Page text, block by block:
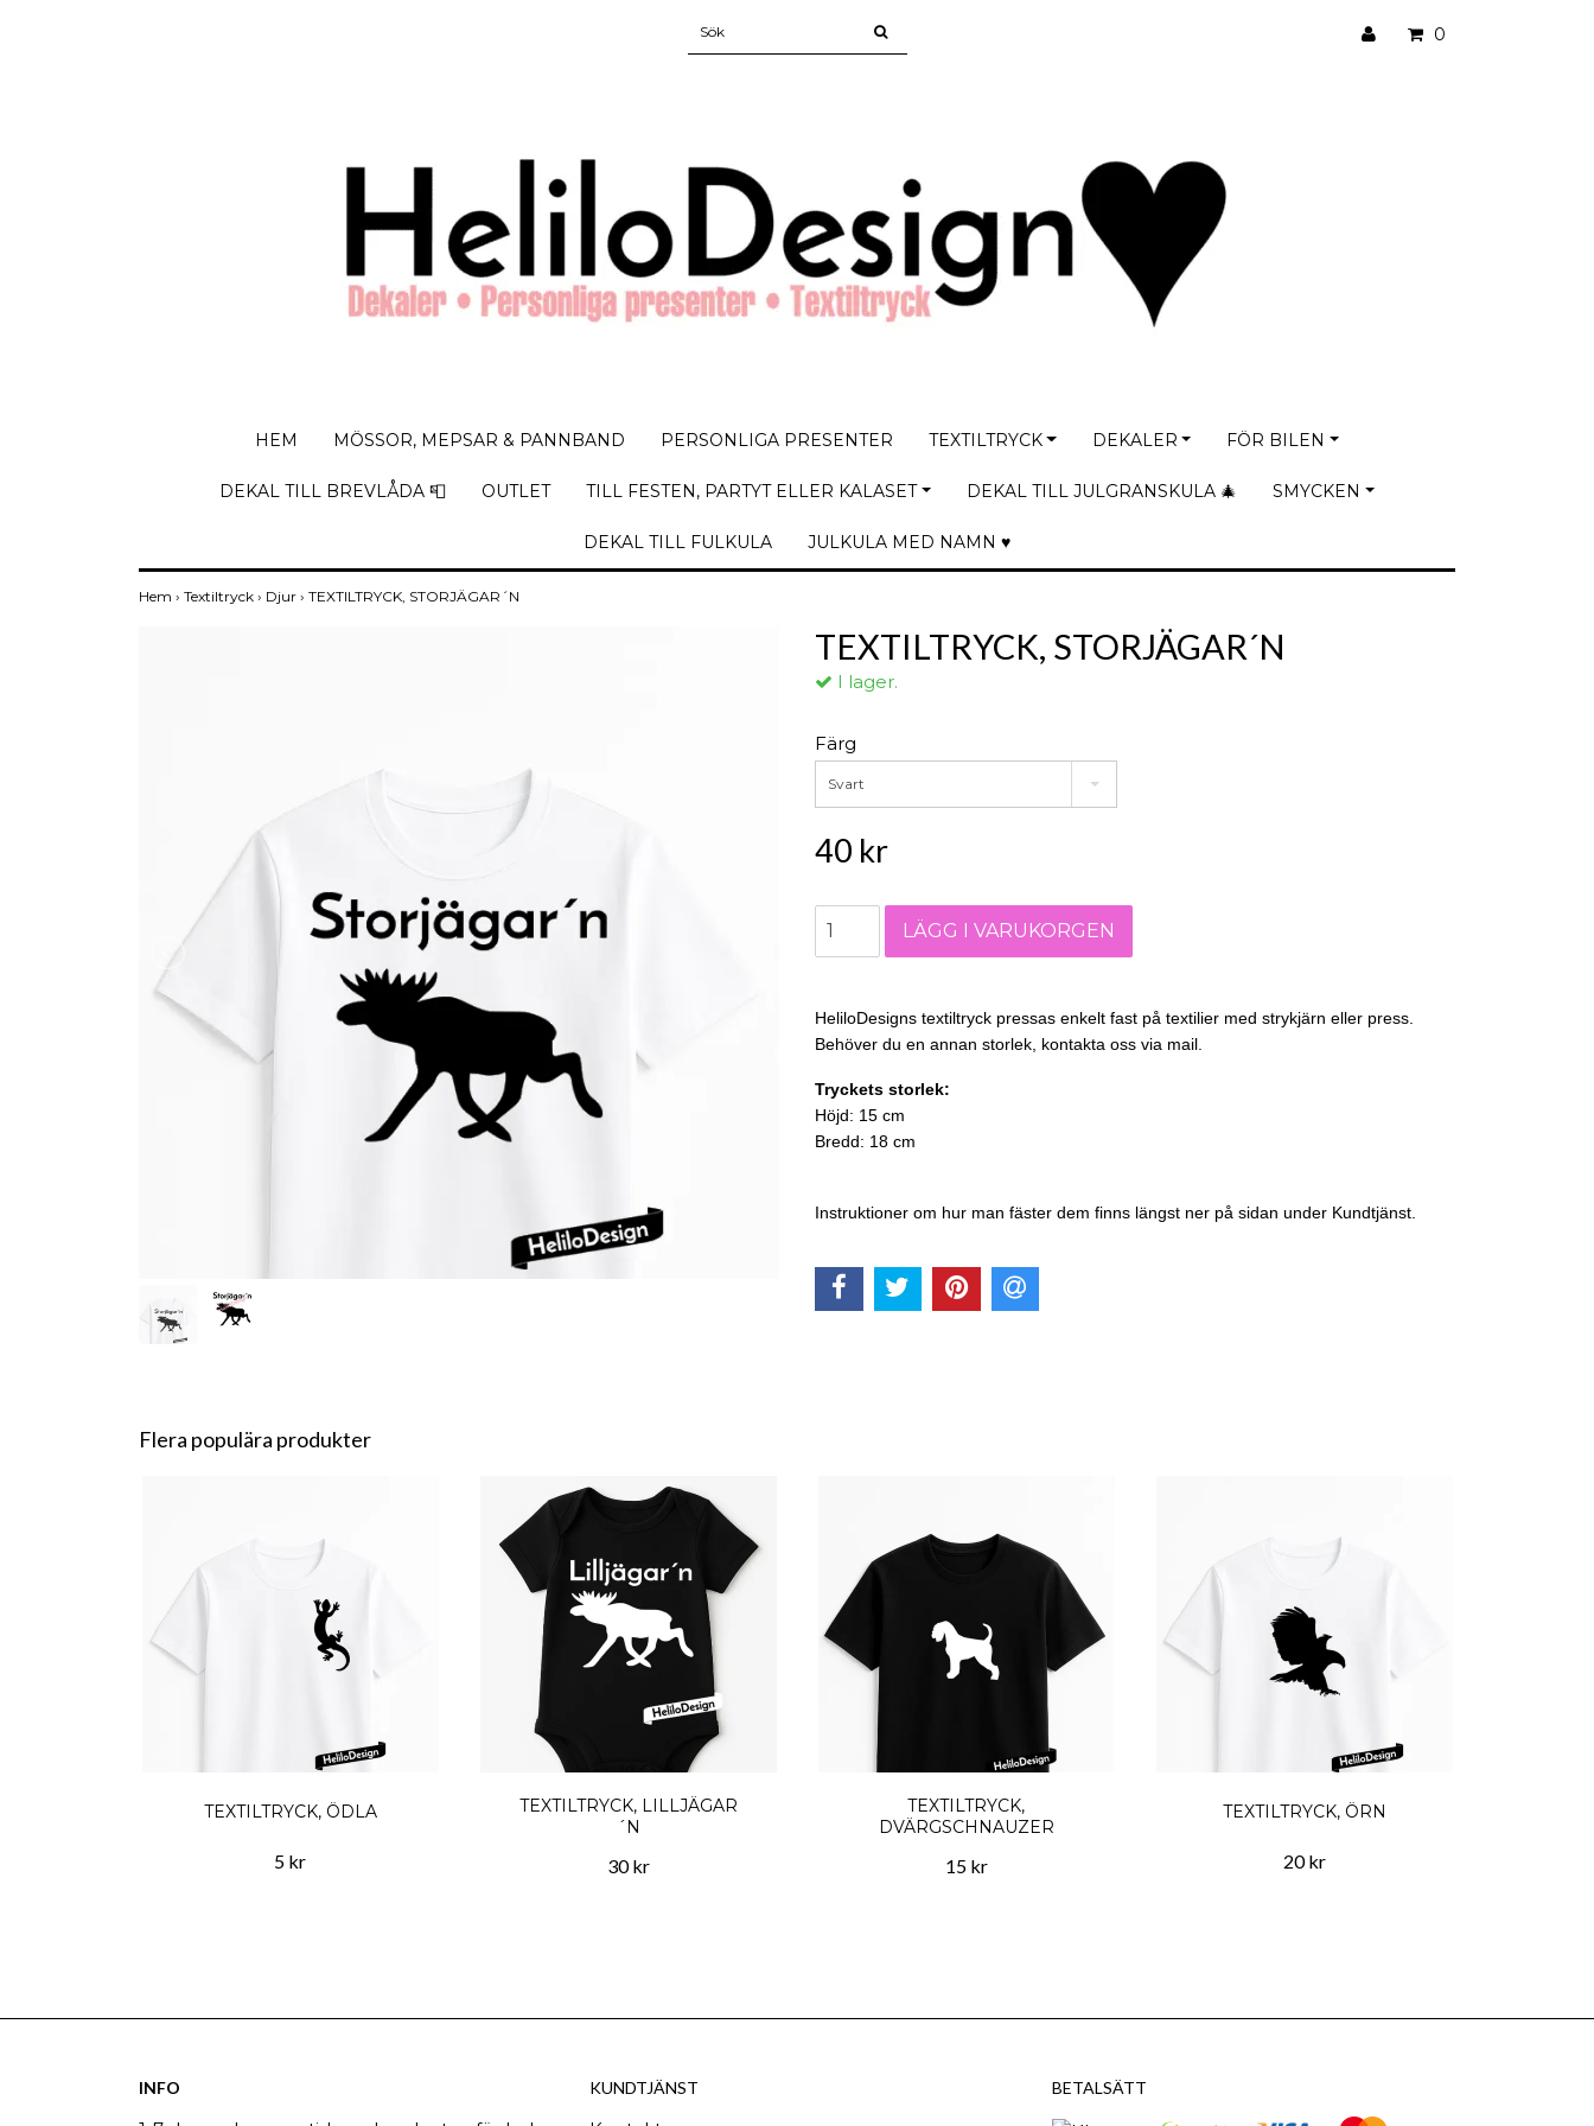
0
HEM MÖSSOR, MEPSAR & PANNBAND PERSONLIGA PRESENTER TEXTILTRYCK DEKALER FÖR BILEN
DEKAL TILL BREVLÅDA 📮 OUTLET TILL FESTEN, PARTYT ELLER KALASET DEKAL TILL JULGRANSKULA 🎄 SMYCKEN
DEKAL TILL FULKULA JULKULA MED NAMN ♥
Hem › Textiltryck › Djur › TEXTILTRYCK, STORJÄGAR´N
TEXTILTRYCK, STORJÄGAR´N
I lager.
Färg
Svart
40 kr
HeliloDesigns textiltryck pressas enkelt fast på textilier med strykjärn eller press.
Behöver du en annan storlek, kontakta oss via mail.
Tryckets storlek:
Höjd: 15 cm
Bredd: 18 cm
Instruktioner om hur man fäster dem finns längst ner på sidan under Kundtjänst.
Flera populära produkter
TEXTILTRYCK, ÖDLA
5 kr
TEXTILTRYCK, LILLJÄGAR
´N
30 kr
TEXTILTRYCK,
DVÄRGSCHNAUZER
15 kr
TEXTILTRYCK, ÖRN
20 kr
INFO KUNDTJÄNST BETALSÄTT